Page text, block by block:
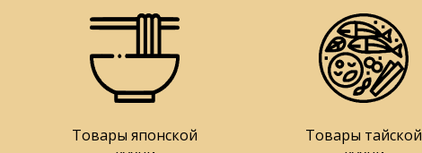
Товары японской
Товары тайской